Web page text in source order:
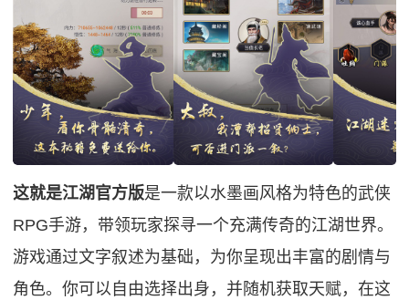
这就是江湖官方版是一款以水墨画风格为特色的武侠
RPG手游，带领玩家探寻一个充满传奇的江湖世界。
游戏通过文字叙述为基础，为你呈现出丰富的剧情与
角色。你可以自由选择出身，并随机获取天赋，在这